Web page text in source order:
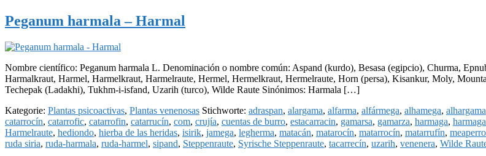
Peganum harmala – Harmal
Nombre científico: Peganum harmala L. Denominación o nombre común: Aspand (kurdo), Besasa (egipcio), Churma,
Harmalkraut, Harmel, Harmelkraut, Harmelraute, Hermel, Hermelkraut, Hermelraute, Horn (persa), Kisankur, Moly,
Techepak (Ladakhi), Tukhm-i-isfand, Uzarih (turco), Wilde Raute Sinónimos: Harmala […]
Kategorie: Plantas psicoactivas, Plantas venenosas Stichworte: adraspan, alargama, alfarma, alfármega, alhamega, alhargama
catarrocín, catarrofic, catarrofin, catarrucín, com, crujía, cuentas de burro, estacarracin, gamarsa, gamarza, harmaga,
Harmelraute, hediondo, hierba de las heridas, isirik, jamega, legherma, matacán, matarocín, matarrocín, matarrufín,
ruda siria, ruda-harmala, ruda-harmel, sipand, Steppenraute, Syrische Steppenraute, tacarrecín, uzarih, venenera, Wilde